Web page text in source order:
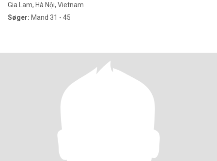
Gia Lam, Hà Nội, Vietnam
Søger: Mand 31 - 45